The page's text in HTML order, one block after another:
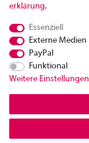
Zahlung
Rücksendung
Datenschutzerklärung
AGB
Widerrufsrecht
erklärung.
Essenziell
Externe Medien
PayPal
Funktional
Weitere Einstellungen